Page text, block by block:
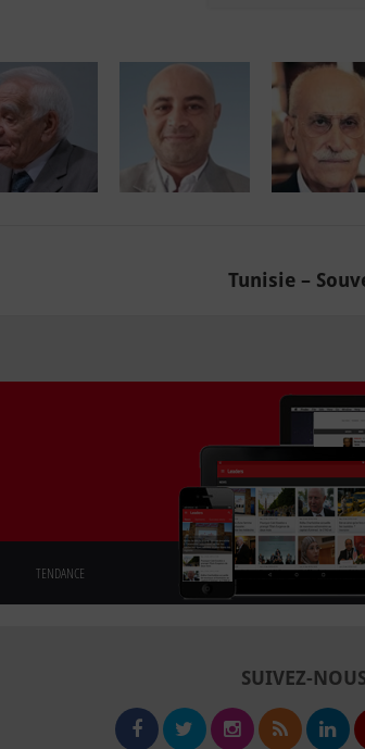
Tunisie –
TENDANCE
SUIVEZ-